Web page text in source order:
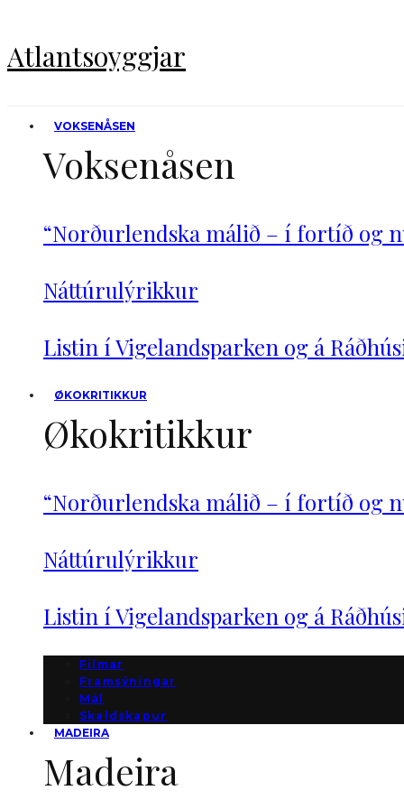
Atlantsoyggjar
VOKSENÅSEN
Voksenåsen
“Norðurlendska málið – í fortíð og
Náttúrulýrikkur
Listin í Vigelandsparken og á
ØKOKRITIKKUR
Økokritikkur
“Norðurlendska málið – í fortíð og
Náttúrulýrikkur
Listin í Vigelandsparken og á
Filmar
Framsýningar
Mál
Skaldskapur
MADEIRA
Madeira